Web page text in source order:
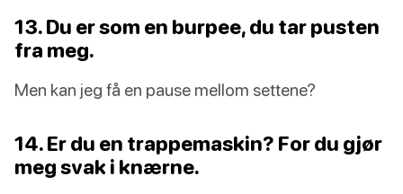
13. Du er som en burpee, du tar pusten
fra meg.
Men kan jeg få en pause mellom settene?
14. Er du en trappemaskin? For du gjør
meg svak i knærne.